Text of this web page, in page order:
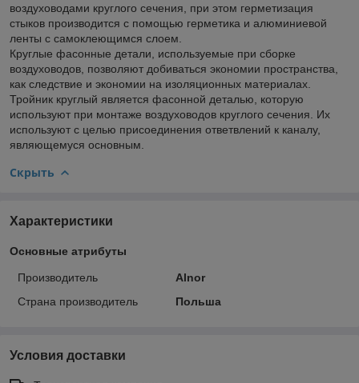
воздуховодами круглого сечения, при этом герметизация
стыков производится с помощью герметика и алюминиевой
ленты с самоклеющимся слоем.
Круглые фасонные детали, используемые при сборке
воздуховодов, позволяют добиваться экономии пространства,
как следствие и экономии на изоляционных материалах.
Тройник круглый является фасонной деталью, которую
используют при монтаже воздуховодов круглого сечения. Их
используют с целью присоединения ответвлений к каналу,
являющемуся основным.
Скрыть
Характеристики
Основные атрибуты
Производитель
Alnor
Страна производитель
Польша
Условия доставки